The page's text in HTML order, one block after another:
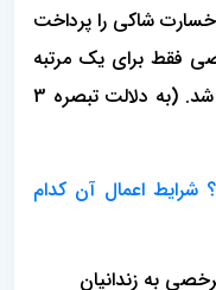
شاکی را پرداخت
فقط برای یک مرتبه
دیگر به مدت هفت روز تمدید خواهد شد. (به دلالت تبصره 3
اعمال آن کدام
به زندانیان